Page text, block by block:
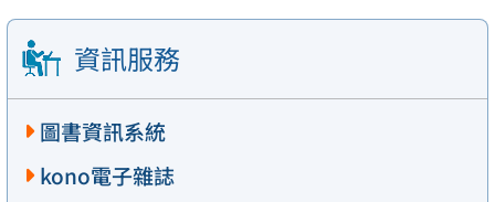
資訊服務
圖書資訊系統
kono電子雜誌